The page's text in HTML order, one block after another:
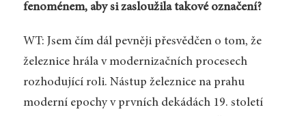
fenoménem, aby si zasloužila takové označení?
WT: Jsem čím dál pevněji přesvědčen o tom, že
železnice hrála v modernizačních procesech
rozhodující roli. Nástup železnice na prahu
moderní epochy v prvních dekádách 19. století